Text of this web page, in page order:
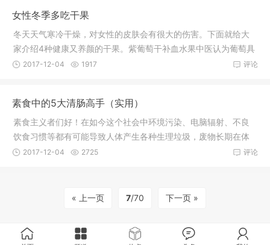
女性冬季多吃干果
冬天天气寒冷干燥，对女性的皮肤会有很大的伤害。下面就给大
家介绍4种健康又养颜的干果。紫葡萄干补血水果中医认为葡萄具
有补血
评论
2017-12-04 1917
素食中的5大清肠高手（实用）
素食主义者们好！在如今这个社会中环境污染、电脑辐射、不良
饮食习惯等都有可能导致人体产生各种生理垃圾，废物长期在体
内堆积，
评论
2017-12-04 2725
« 上一页 7/70 下一页 »